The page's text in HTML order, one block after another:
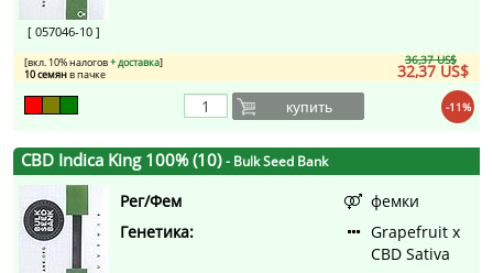
[ 057046-10 ]
36,37 US$
32,37 US$
[вкл. 10% налогов+ доставка]
10 семянв пачке
-11%
купить
CBD Indica King 100% (10)- Bulk Seed Bank
Рег/Фем
фемки
Генетика:
Grapefruit x
CBD Sativa